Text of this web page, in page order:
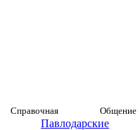
Справочная Общение
Павлодарские